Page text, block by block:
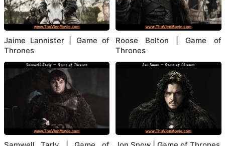
Jaime Lannister | Game of
Thrones
Roose Bolton | Game of
Thrones